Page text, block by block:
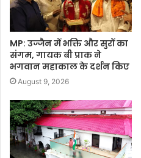
MP: उज्जैन में भक्ति और सुरों का
संगम, गायक बी प्राक ने
भगवान महाकाल के दर्शन किए
August 9, 2026